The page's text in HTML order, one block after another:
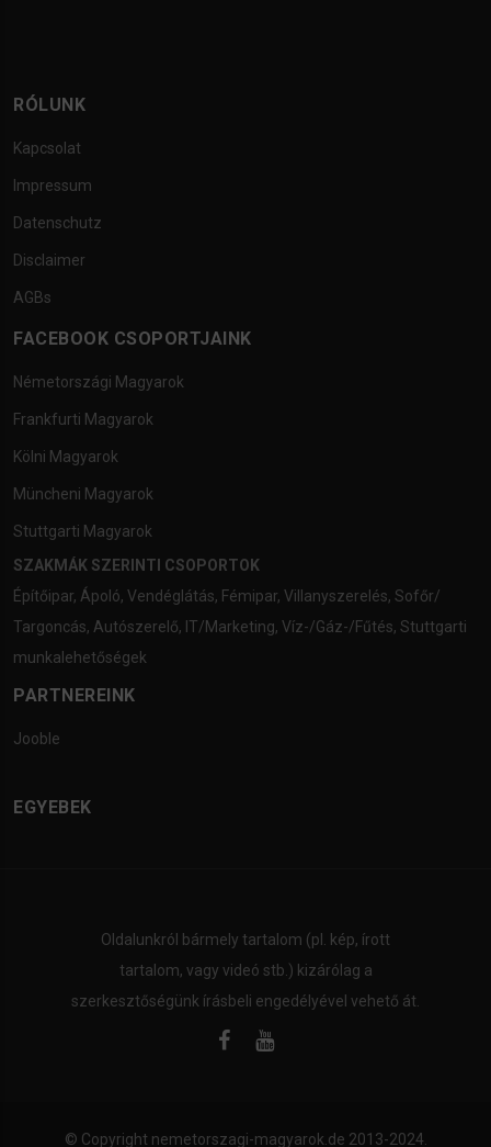
RÓLUNK
Kapcsolat
Impressum
Datenschutz
Disclaimer
AGBs
FACEBOOK CSOPORTJAINK
Németországi Magyarok
Frankfurti Magyarok
Kölni Magyarok
Müncheni Magyarok
Stuttgarti Magyarok
SZAKMÁK SZERINTI CSOPORTOK
Építőipar, Ápoló, Vendéglátás, Fémipar, Villanyszerelés, Sofőr/
Targoncás, Autószerelő, IT/Marketing, Víz-/Gáz-/Fűtés, Stuttgarti
munkalehetőségek
PARTNEREINK
Jooble
EGYEBEK
Oldalunkról bármely tartalom (pl. kép, írott
tartalom, vagy videó stb.) kizárólag a
szerkesztőségünk írásbeli engedélyével vehető át.
© Copyright nemetorszagi-magyarok.de 2013-2024.